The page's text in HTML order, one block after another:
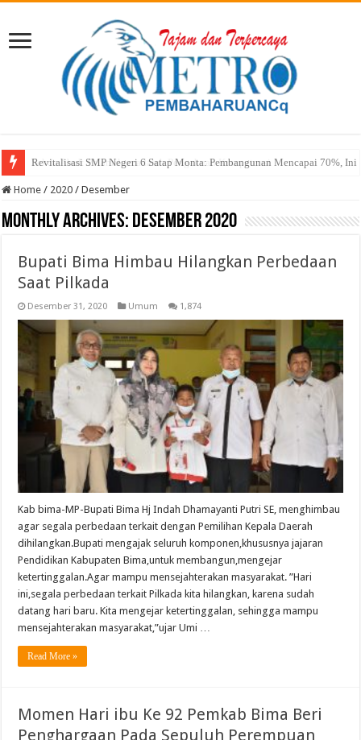
Sekda Abul: Pelantikan adalah Pengakuan Kompetensi
Home / 2020 / Desember
Monthly Archives: Desember 2020
Bupati Bima Himbau Hilangkan Perbedaan
Saat Pilkada
Desember 31, 2020 Umum 1,874
Kab bima-MP-Bupati Bima Hj Indah Dhamayanti Putri SE, menghimbau
agar segala perbedaan terkait dengan Pemilihan Kepala Daerah
dihilangkan.Bupati mengajak seluruh komponen,khususnya jajaran
Pendidikan Kabupaten Bima,untuk membangun,mengejar
ketertinggalan.Agar mampu mensejahterakan masyarakat. ”Hari
ini,segala perbedaan terkait Pilkada kita hilangkan, karena sudah
datang hari baru. Kita mengejar ketertinggalan, sehingga mampu
mensejahterakan masyarakat,”ujar Umi …
Read More »
Momen Hari ibu Ke 92 Pemkab Bima Beri
Penghargaan Pada Sepuluh Perempuan